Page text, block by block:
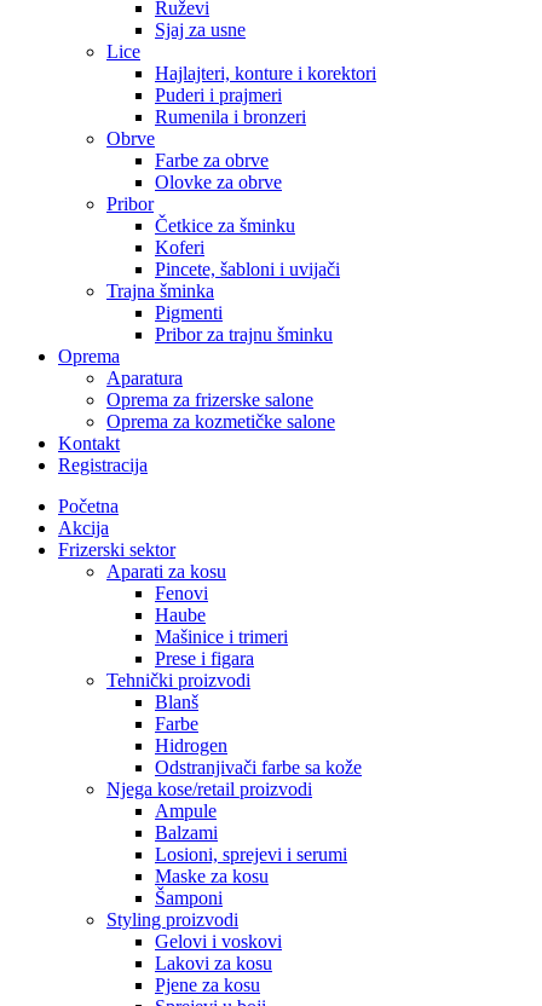
Ruževi
Sjaj za usne
Lice
Hajlajteri, konture i korektori
Puderi i prajmeri
Rumenila i bronzeri
Obrve
Farbe za obrve
Olovke za obrve
Pribor
Četkice za šminku
Koferi
Pincete, šabloni i uvijači
Trajna šminka
Pigmenti
Pribor za trajnu šminku
Oprema
Aparatura
Oprema za frizerske salone
Oprema za kozmetičke salone
Kontakt
Registracija
Početna
Akcija
Frizerski sektor
Aparati za kosu
Fenovi
Haube
Mašinice i trimeri
Prese i figara
Tehnički proizvodi
Blanš
Farbe
Hidrogen
Odstranjivači farbe sa kože
Njega kose/retail proizvodi
Ampule
Balzami
Losioni, sprejevi i serumi
Maske za kosu
Šamponi
Styling proizvodi
Gelovi i voskovi
Lakovi za kosu
Pjene za kosu